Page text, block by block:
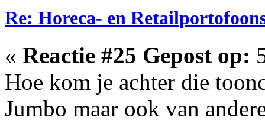
Re: Horeca- en
« Reactie #25 Gepost op:
Hoe kom je achter die
Jumbo maar ook van